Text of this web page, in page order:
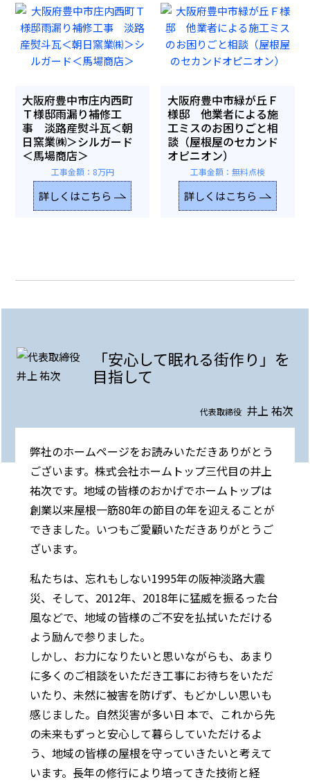
大阪府豊中市庄内西町
Ｔ様邸雨漏り補修工
事 淡路産熨斗瓦＜朝
日窯業㈱＞シルガード
＜馬場商店＞
工事金額：8万円
詳しくはこちら
大阪府豊中市緑が丘Ｆ
様邸 他業者による施
工ミスのお困りごと相
談（屋根屋のセカンド
オピニオン）
工事金額：無料点検
詳しくはこちら
「安心して眠れる街作り」を
目指して
代表取締役 井上 祐次
弊社のホームページをお読みいただきありがとう
ございます。株式会社ホームトップ三代目の井上
祐次です。地域の皆様のおかげでホームトップは
創業以来屋根一筋80年の節目の年を迎えることが
できました。いつもご愛顧いただきありがとうご
ざいます。
私たちは、忘れもしない1995年の阪神淡路大震
災、そして、2012年、2018年に猛威を振るった台
風などで、地域の皆様のご不安を払拭いただける
よう励んで参りました。
しかし、お力になりたいと思いながらも、あまり
に多くのご相談をいただき工事にお待ちをいただ
いたり、未然に被害を防げず、もどかしい思いも
感じました。自然災害が多い日 本で、これから先
の未来もずっと安心して暮らしていただけるよ
う、地域の皆様の屋根を守っていきたいと考えて
います。長年の修行により培ってきた技術と経